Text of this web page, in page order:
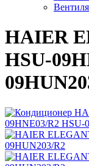
HAIER
HSU-